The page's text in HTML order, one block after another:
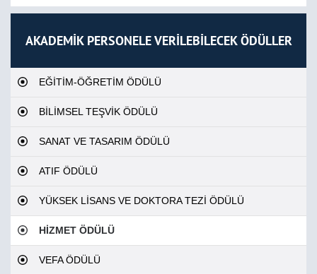
AKADEMİK PERSONELE VERİLEBİLECEK ÖDÜLLER
EĞİTİM-ÖĞRETİM ÖDÜLÜ
BİLİMSEL TEŞVİK ÖDÜLÜ
SANAT VE TASARIM ÖDÜLÜ
ATIF ÖDÜLÜ
YÜKSEK LİSANS VE DOKTORA TEZİ ÖDÜLÜ
HİZMET ÖDÜLÜ
VEFA ÖDÜLÜ